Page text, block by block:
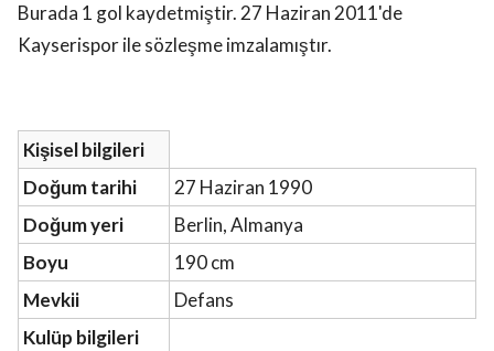
Burada 1 gol kaydetmiştir. 27 Haziran 2011'de
Kayserispor ile sözleşme imzalamıştır.
Kişisel bilgileri
Doğum tarihi
27 Haziran 1990
Doğum yeri
Berlin, Almanya
Boyu
190 cm
Mevkii
Defans
Kulüp bilgileri